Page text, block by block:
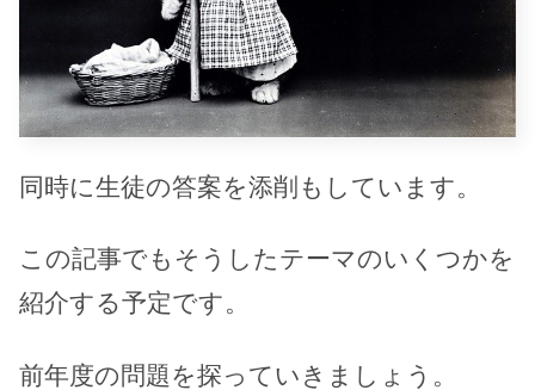
同時に生徒の答案を添削もしています。
この記事でもそうしたテーマのいくつかを
紹介する予定です。
前年度の問題を探っていきましょう。